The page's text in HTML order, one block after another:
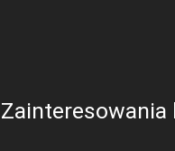
Zainteresowania